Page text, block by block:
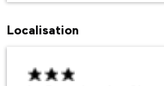
Localisation